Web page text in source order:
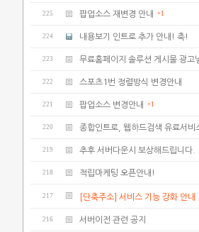
225 팝업소스 재변경 안내 +1
224 내용보기 인트로 추가 안내! 축!
223 무료홈페이지 솔루션 게시물 광고
222 스포츠1번 정렬방식 변경안내
221 팝업소스 변경안내 +1
220 종합인트로, 웹하드검색 유료서비
219 추후 서버다운시 보상해드립니다.
218 적립마케팅 오픈안내!
217 [단축주소] 서비스 기능 강화 안내
216 서버이전 관련 공지